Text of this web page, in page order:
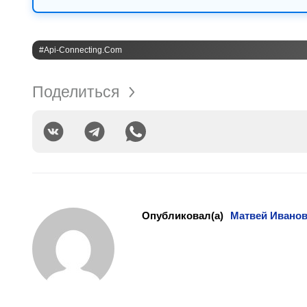
#api-Connecting.com
Поделиться
Опубликовал(а) Матвей Иванов